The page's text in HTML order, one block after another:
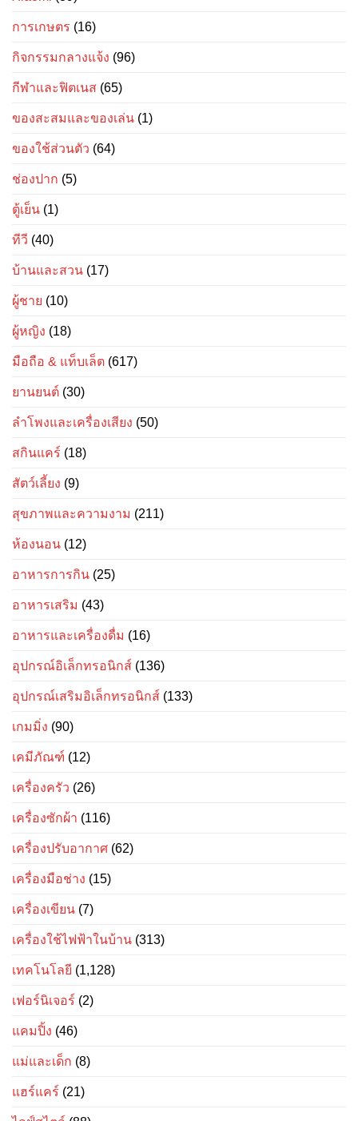
การเกษตร (16)
กิจกรรมกลางแจ้ง (96)
กีฬาและฟิตเนส (65)
ของสะสมและของเล่น (1)
ของใช้ส่วนตัว (64)
ช่องปาก (5)
ตู้เย็น (1)
ทีวี (40)
บ้านและสวน (17)
ผู้ชาย (10)
ผู้หญิง (18)
มือถือ & แท็บเล็ต (617)
ยานยนต์ (30)
ลำโพงและเครื่องเสียง (50)
สกินแคร์ (18)
สัตว์เลี้ยง (9)
สุขภาพและความงาม (211)
ห้องนอน (12)
อาหารการกิน (25)
อาหารเสริม (43)
อาหารและเครื่องดื่ม (16)
อุปกรณ์อิเล็กทรอนิกส์ (136)
อุปกรณ์เสริมอิเล็กทรอนิกส์ (133)
เกมมิ่ง (90)
เคมีภัณฑ์ (12)
เครื่องครัว (26)
เครื่องซักผ้า (116)
เครื่องปรับอากาศ (62)
เครื่องมือช่าง (15)
เครื่องเขียน (7)
เครื่องใช้ไฟฟ้าในบ้าน (313)
เทคโนโลยี (1,128)
เฟอร์นิเจอร์ (2)
แคมปิ้ง (46)
แม่และเด็ก (8)
แฮร์แคร์ (21)